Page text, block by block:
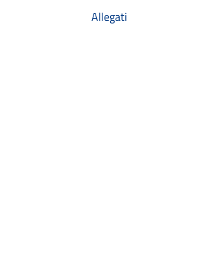
Allegati